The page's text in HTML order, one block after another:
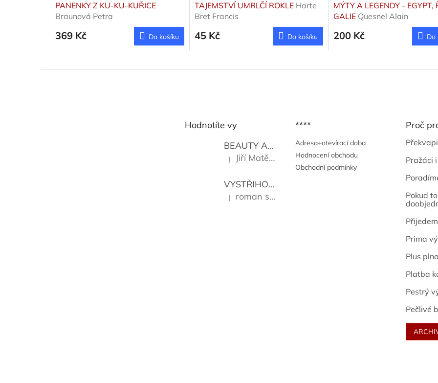
PANENKY Z KU-KU-KUŘICE
Braunová Petra
369 Kč Do košíku
TAJEMSTVÍ UMRLČÍ ROKLE Harte
Bret Francis
45 Kč Do košíku
MÝTY A LEGENDY - EGYPT,
GALIE Quesnel Alain
200 Kč Do
Hodnotíte vy
BEAUTY AND THE BEAT
Go Go's
Hodnocení produktu je 5 z 5 hvězdiček.
| Jiří Matějů
VYSTŘIHOVÁNKY - PRAŽSKÉ PAMÁTKY Kropáček
Hodnocení produktu je 5 z 5 hvězdiček.
| roman sekanina
****
Adresa+otevírací doba
Hodnocení obchodu
Obchodní podmínky
Proč
Pražáci
Pokud
Prima
Plus
Platba
Pestrý
Pečlivé